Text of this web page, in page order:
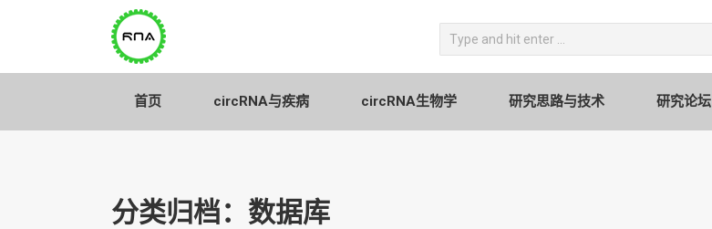
Search:
首页 circRNA与疾病 circRNA生物学 研究思路与技术 研究论坛
分类归档： 数据库
circRNA生物学 研究思路与技术